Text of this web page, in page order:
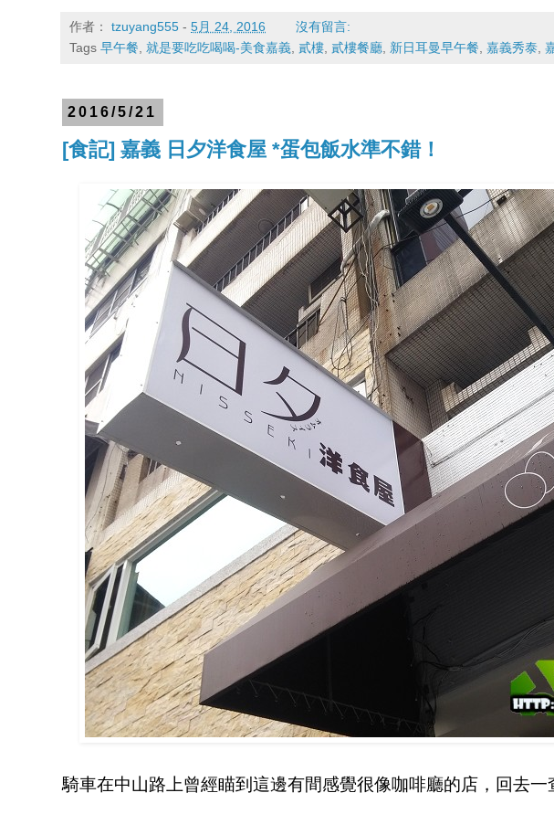
作者： tzuyang555 - 5月 24, 2016
沒有留言:
Tags 早午餐 就是要吃吃喝喝-美食嘉義 貳樓 貳樓餐廳 新日耳曼早午餐 嘉義秀泰
2016/5/21
[食記] 嘉義 日夕洋食屋 *蛋包飯水準不錯！
騎車在中山路上曾經瞄到這邊有間感覺很像咖啡廳的店，回去一